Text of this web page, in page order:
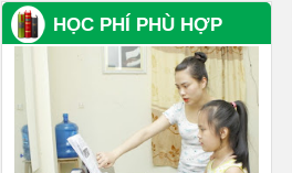
HỌC PHÍ PHÙ HỢP